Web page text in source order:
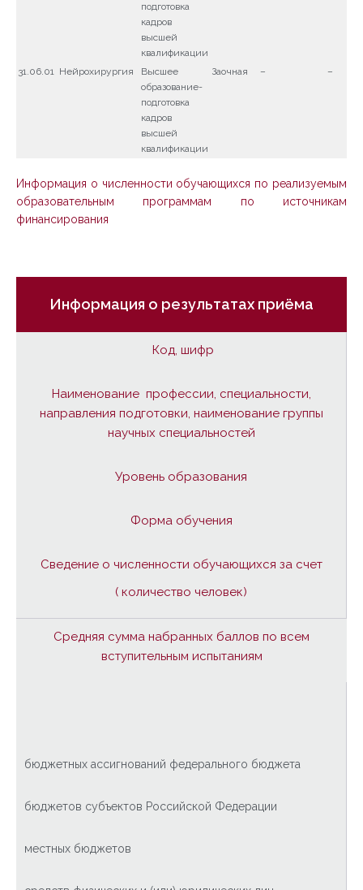
подготовка
кадров
высшей
квалификации
31.06.01 Нейрохирургия
Высшее
образование-
подготовка
кадров
высшей
квалификации
Заочная – –
Информация о численности обучающихся по реализуемым
образовательным программам по источникам
финансирования
Информация о результатах приёма
Код, шифр
Наименование профессии, специальности,
направления подготовки, наименование группы
научных специальностей
Уровень образования
Форма обучения
Сведение о численности обучающихся за счет
( количество человек)
Средняя сумма набранных баллов по всем
вступительным испытаниям
бюджетных ассигнований федерального бюджета
бюджетов субъектов Российской Федерации
местных бюджетов